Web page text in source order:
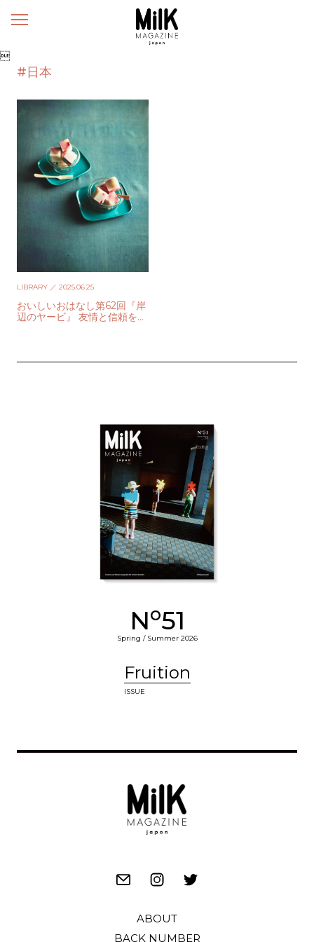
メ

#日本
LIBRARY ／ 2025.06.25
おいしいおはなし第62回『岸
辺のヤービ』 友情と信頼をつ
No51
Spring / Summer 2026
Fruition
ISSUE
ABOUT
BACK NUMBER